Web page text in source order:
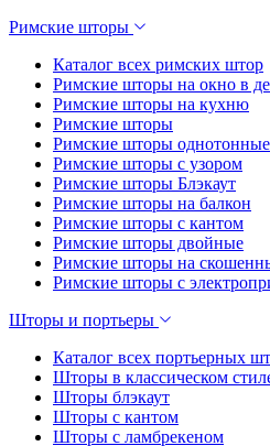
Римские шторы
Каталог всех римских штор
Римские шторы на окно в
Римские шторы на кухню
Римские шторы
Римские шторы однотонные
Римские шторы с узором
Римские шторы Блэкаут
Римские шторы на балкон
Римские шторы с кантом
Римские шторы двойные
Римские шторы на
Римские шторы с
Шторы и портьеры
Каталог всех портьерных
Шторы в классическом
Шторы блэкаут
Шторы с кантом
Шторы с ламбрекеном